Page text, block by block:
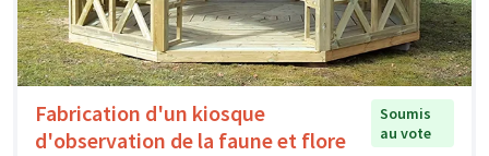
Fabrication d'un kiosque
d'observation de la faune et flore
Soumis
au vote